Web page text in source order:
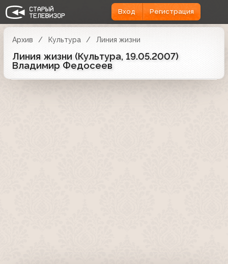
Вход Регистрация
Архив Культура Линия жизни
Линия жизни (Культура, 19.05.2007)
Владимир Федосеев